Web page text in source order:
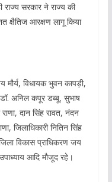
राज्य सरकार ने राज्य की
क्षैतिज आरक्षण लागू किया
विधायक भुवन कापड़ी,
डॉ. अनिल कपूर डब्बू, सुभाष
दान सिंह रावत, नंदन
जिलाधिकारी नितिन सिंह
विकास प्राधिकरण जय
आदि मौजूद रहे।